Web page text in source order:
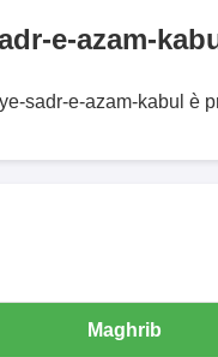
e-azam-
sadr-e-azam-kabul è
Maghrib